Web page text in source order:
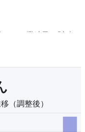
円の配当金が貰える
3.3%
う。内部留保資金は